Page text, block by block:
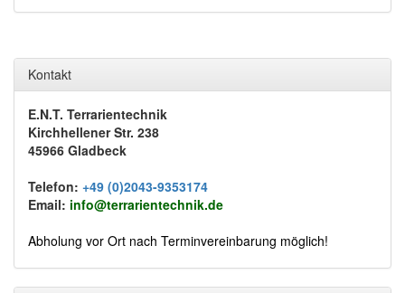
Kontakt
E.N.T. Terrarientechnik
Kirchhellener Str. 238
45966 Gladbeck
Telefon: +49 (0)2043-9353174
Email: info@terrarientechnik.de
Abholung vor Ort nach Terminvereinbarung möglich!